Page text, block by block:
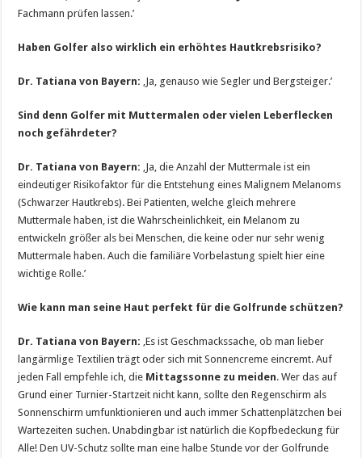
Fachmann prüfen lassen.’
Haben Golfer also wirklich ein erhöhtes Hautkrebsrisiko?
Dr. Tatiana von Bayern: ‚Ja, genauso wie Segler und Bergsteiger.’
Sind denn Golfer mit Muttermalen oder vielen Leberflecken
noch gefährdeter?
Dr. Tatiana von Bayern: ‚Ja, die Anzahl der Muttermale ist ein
eindeutiger Risikofaktor für die Entstehung eines Malignem Melanoms
(Schwarzer Hautkrebs). Bei Patienten, welche gleich mehrere
Muttermale haben, ist die Wahrscheinlichkeit, ein Melanom zu
entwickeln größer als bei Menschen, die keine oder nur sehr wenig
Muttermale haben. Auch die familiäre Vorbelastung spielt hier eine
wichtige Rolle.’
Wie kann man seine Haut perfekt für die Golfrunde schützen?
Dr. Tatiana von Bayern: ‚Es ist Geschmackssache, ob man lieber
langärmlige Textilien trägt oder sich mit Sonnencreme eincremt. Auf
jeden Fall empfehle ich, die Mittagssonne zu meiden. Wer das auf
Grund einer Turnier-Startzeit nicht kann, sollte den Regenschirm als
Sonnenschirm umfunktionieren und auch immer Schattenplätzchen bei
Wartezeiten suchen. Unabdingbar ist natürlich die Kopfbedeckung für
Alle! Den UV-Schutz sollte man eine halbe Stunde vor der Golfrunde